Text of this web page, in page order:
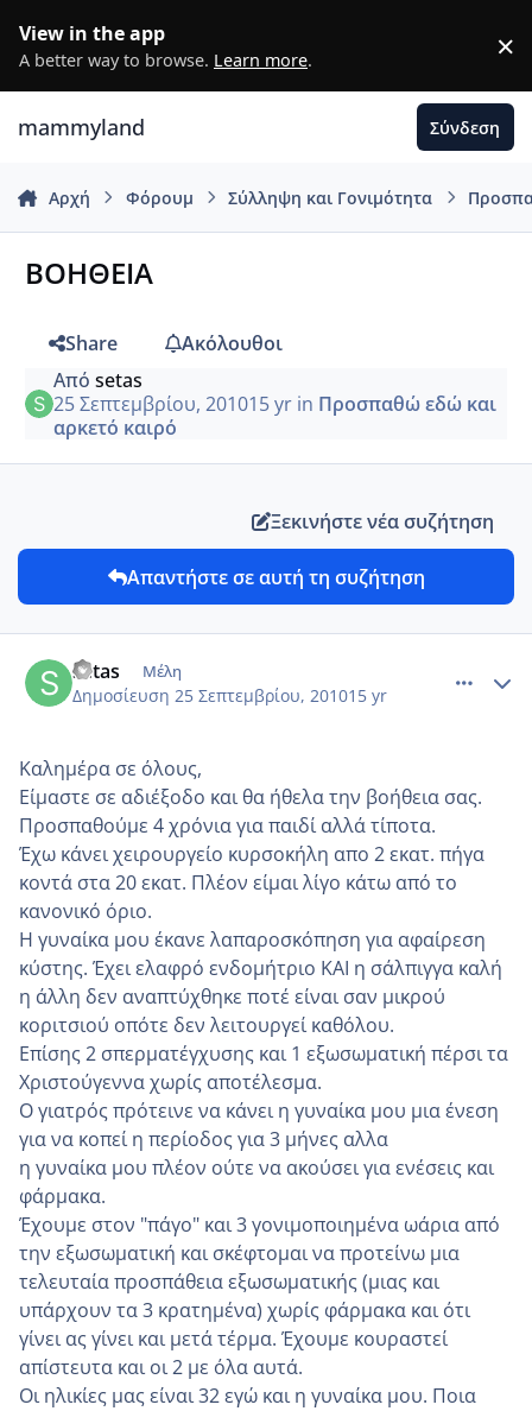
View in the app
A better way to browse. Learn more. ×
mammyland Σύνδεση
Αρχή Φόρουμ Σύλληψη και Γονιμότητα
ΒΟΗΘΕΙΑ
Share
Ακόλουθοι
Από setas
25 Σεπτεμβρίου, 201015 yrin Προσπαθώ εδώ και
αρκετό καιρό
Ξεκινήστε νέα συζήτηση
Απαντήστε σε αυτή τη συζήτηση
setas Μέλη
Δημοσίευση 25 Σεπτεμβρίου, 201015 yr
Καλημέρα σε όλους,
Είμαστε σε αδιέξοδο και θα ήθελα την βοήθεια σας.
Προσπαθούμε 4 χρόνια για παιδί αλλά τίποτα.
Έχω κάνει χειρουργείο κυρσοκήλη απο 2 εκατ. πήγα
κοντά στα 20 εκατ. Πλέον είμαι λίγο κάτω από το
κανονικό όριο.
Η γυναίκα μου έκανε λαπαροσκόπηση για αφαίρεση
κύστης. Έχει ελαφρό ενδομήτριο ΚΑΙ η σάλπιγγα καλή
η άλλη δεν αναπτύχθηκε ποτέ είναι σαν μικρού
κοριτσιού οπότε δεν λειτουργεί καθόλου.
Επίσης 2 σπερματέγχυσης και 1 εξωσωματική πέρσι τα
Χριστούγεννα χωρίς αποτέλεσμα.
Ο γιατρός πρότεινε να κάνει η γυναίκα μου μια ένεση
για να κοπεί η περίοδος για 3 μήνες αλλα
η γυναίκα μου πλέον ούτε να ακούσει για ενέσεις και
φάρμακα.
Έχουμε στον "πάγο" και 3 γονιμοποιημένα ωάρια από
την εξωσωματική και σκέφτομαι να προτείνω μια
τελευταία προσπάθεια εξωσωματικής (μιας και
υπάρχουν τα 3 κρατημένα) χωρίς φάρμακα και ότι
γίνει ας γίνει και μετά τέρμα. Έχουμε κουραστεί
απίστευτα και οι 2 με όλα αυτά.
Οι ηλικίες μας είναι 32 εγώ και η γυναίκα μου. Ποια